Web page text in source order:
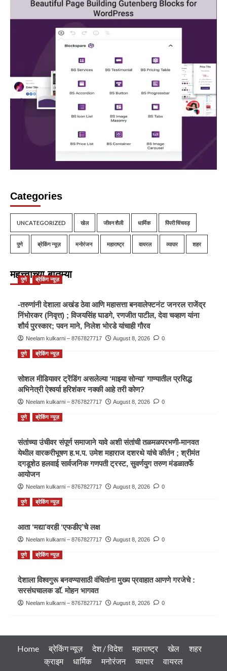
Categories
UNCATEGORIZED खेल जीवन शैली धार्मिक पिंपरी चिंचवड़
पुणे ब्रेकिंग न्यूज़ मनोरंजन महाराष्ट्र वायरल व्यापार शहर
महत्त्वाच्या बातम्या
पुणे ब्रेकिंग न्यूज़
-तरुणांनी देशाला अखंड ठेवा आणि महासत्ता बनवालेफ्टनंट जनरल राजेंद्र
निंभोरकर (निवृत्त) ; विजयसिंह घाडगे, रणजीत पाटील, देवा चव्हाण यांना
शौर्य पुरस्कार; पवन माने, निलेश भोरडे यांचाही गौरव
Neelam kulkarni – 8767827717 August 8, 2026 0
पुणे ब्रेकिंग न्यूज़
सोशल मीडियावर ट्रेंडिंग असलेल्या ‘माझ्या सोन्या’ गाण्यातील प्रसिद्ध
अभिनेत्री ऐश्वर्या हरिशंकर नक्की आहे तरी कोण?
Neelam kulkarni – 8767827717 August 8, 2026 0
पुणे ब्रेकिंग न्यूज़
संतांच्या उंचीवर संपूर्ण समाजाने यावे अशी संतांची तळमळपरभणी-मानवत
येथील वारकरीभूषण ह.भ.प. उमेश महाराज दशरथे यांचे कीर्तन ; श्रीमंत
दगडूशेठ हलवाई सार्वजनिक गणपती ट्रस्ट, सुवर्णयुग तरुण मंडळातर्फे
आयोजन
Neelam kulkarni – 8767827717 August 8, 2026 0
पुणे ब्रेकिंग न्यूज़
आता ‘मद्या’वरही ‘एफडीए’चे लक्ष
Neelam kulkarni – 8767827717 August 8, 2026 0
पुणे ब्रेकिंग न्यूज़
देशाला विश्वगुरू बनवण्यासाठी वंचितांना मुख्य प्रवाहात आणणे गरजेचे :
सरसंघचालक डाॅ. मोहन भागवत
Neelam kulkarni – 8767827717 August 8, 2026 0
Home ब्रेकिंग न्यूज़ देश / विदेश महाराष्ट्र खेल
शहर
क्राइम
धार्मिक मनोरंजन व्यापार वायरल